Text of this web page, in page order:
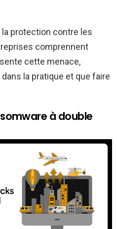
protection contre les
comprennent
cette menace,
la pratique et que faire
à double